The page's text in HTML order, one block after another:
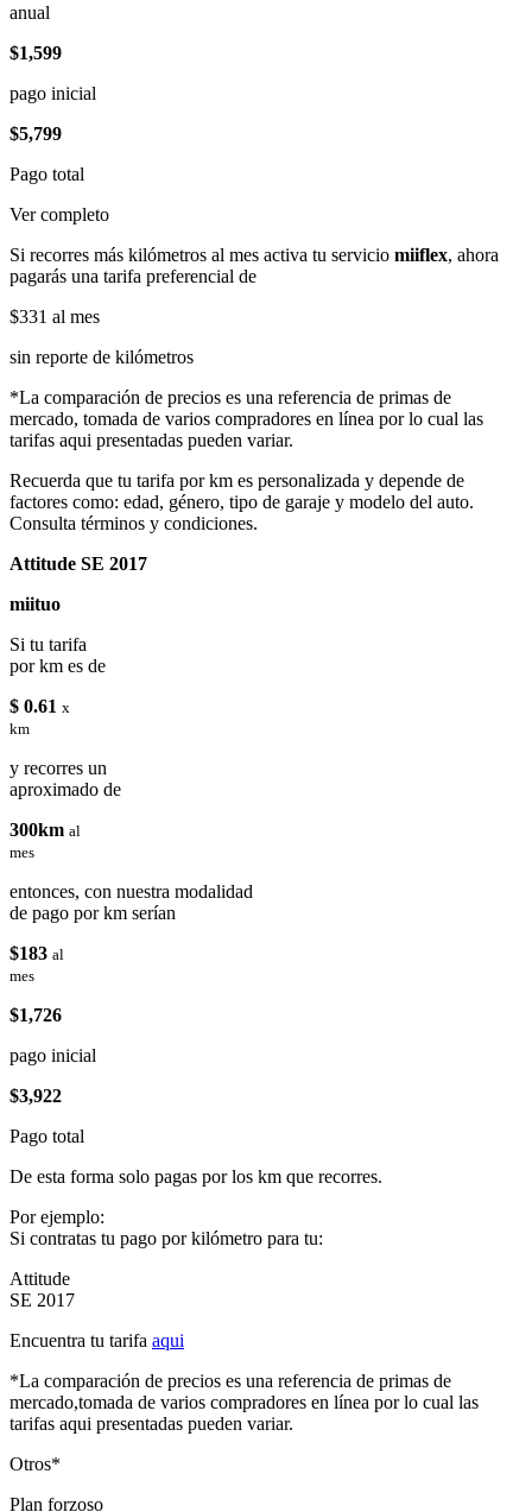
anual
$1,599
pago inicial
$5,799
Pago total
Ver completo
Si recorres más kilómetros al mes activa tu servicio miiflex, ahora
pagarás una tarifa preferencial de
$331 al mes
sin reporte de kilómetros
*La comparación de precios es una referencia de primas de
mercado, tomada de varios compradores en línea por lo cual las
tarifas aqui presentadas pueden variar.
Recuerda que tu tarifa por km es personalizada y depende de
factores como: edad, género, tipo de garaje y modelo del auto.
Consulta términos y condiciones.
Attitude SE 2017
miituo
Si tu tarifa
por km es de
$ 0.61 x
km
y recorres un
aproximado de
300km al
mes
entonces, con nuestra modalidad
de pago por km serían
$183 al
mes
$1,726
pago inicial
$3,922
Pago total
De esta forma solo pagas por los km que recorres.
Por ejemplo:
Si contratas tu pago por kilómetro para tu:
Attitude
SE 2017
Encuentra tu tarifa aqui
*La comparación de precios es una referencia de primas de
mercado,tomada de varios compradores en línea por lo cual las
tarifas aqui presentadas pueden variar.
Otros*
Plan forzoso